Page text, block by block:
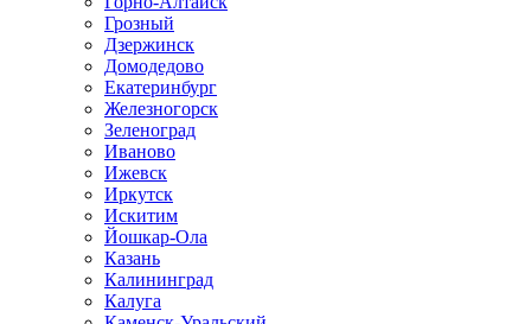
Грозный
Дзержинск
Домодедово
Екатеринбург
Железногорск
Зеленоград
Иваново
Ижевск
Иркутск
Искитим
Йошкар-Ола
Казань
Калининград
Калуга